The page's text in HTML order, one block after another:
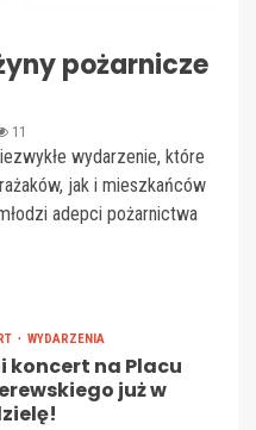
pożarnicze
11
wydarzenie, które
jak i mieszkańców
adepci pożarnictwa
WYDARZENIA
koncert na Placu
już w